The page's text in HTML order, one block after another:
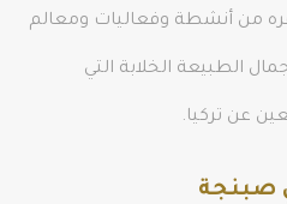
من أنشطة وفعاليات ومعالم
الطبيعة الخلابة التي
عن تركيا.
صبنجة